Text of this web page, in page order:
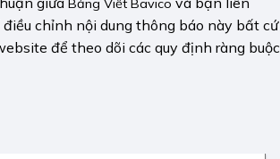
Bảng Viết Bavico
chỉnh nội dung thông báo này bất cứ
để theo dõi các quy định ràng buộc